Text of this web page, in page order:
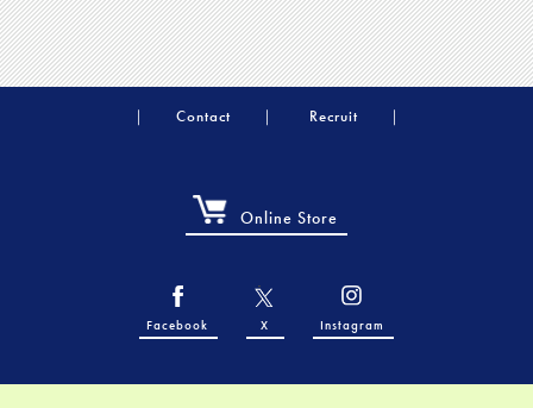
Contact Recruit
Online Store
Facebook X Instagram